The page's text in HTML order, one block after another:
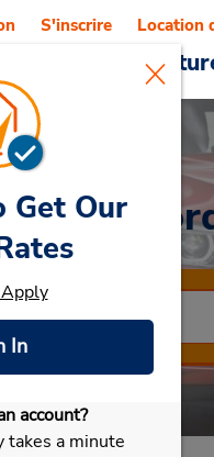
S'inscrire Location
ma voiture
Get Our
In
account?
takes a minute